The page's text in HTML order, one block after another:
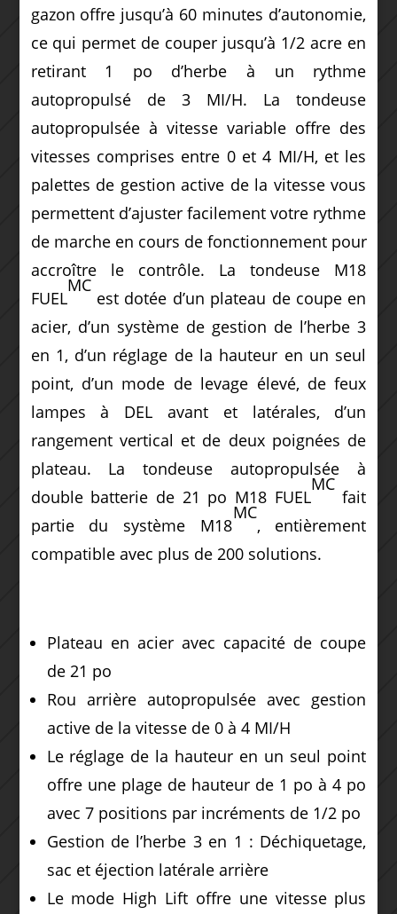
gazon offre jusqu’à 60 minutes d’autonomie,
ce qui permet de couper jusqu’à 1/2 acre en
retirant 1 po d’herbe à un rythme
autopropulsé de 3 MI/H. La tondeuse
autopropulsée à vitesse variable offre des
vitesses comprises entre 0 et 4 MI/H, et les
palettes de gestion active de la vitesse vous
permettent d’ajuster facilement votre rythme
de marche en cours de fonctionnement pour
accroître le contrôle. La tondeuse M18
FUEL
MC
est dotée d’un plateau de coupe en
acier, d’un système de gestion de l’herbe 3
en 1, d’un réglage de la hauteur en un seul
point, d’un mode de levage élevé, de feux
lampes à DEL avant et latérales, d’un
rangement vertical et de deux poignées de
plateau. La tondeuse autopropulsée à
double batterie de 21 po M18 FUEL
MC
fait
partie du système M18
MC
, entièrement
compatible avec plus de 200 solutions.
Plateau en acier avec capacité de coupe
de 21 po
Rou arrière autopropulsée avec gestion
active de la vitesse de 0 à 4 MI/H
Le réglage de la hauteur en un seul point
offre une plage de hauteur de 1 po à 4 po
avec 7 positions par incréments de 1/2 po
Gestion de l’herbe 3 en 1 : Déchiquetage,
sac et éjection latérale arrière
Le mode High Lift offre une vitesse plus